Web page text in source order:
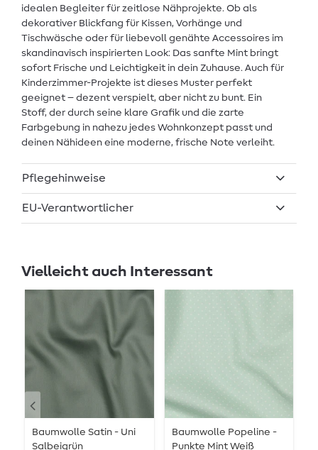
idealen Begleiter für zeitlose Nähprojekte. Ob als
dekorativer Blickfang für Kissen, Vorhänge und
Tischwäsche oder für liebevoll genähte Accessoires im
skandinavisch inspirierten Look: Das sanfte Mint bringt
sofort Frische und Leichtigkeit in dein Zuhause. Auch für
Kinderzimmer-Projekte ist dieses Muster perfekt
geeignet – dezent verspielt, aber nicht zu bunt. Ein
Stoff, der durch seine klare Grafik und die zarte
Farbgebung in nahezu jedes Wohnkonzept passt und
deinen Nähideen eine moderne, frische Note verleiht.
Pflegehinweise
EU-Verantwortlicher
Vielleicht auch Interessant
Baumwolle Satin - Uni
Salbeigrün
Baumwolle Popeline -
Punkte Mint Weiß